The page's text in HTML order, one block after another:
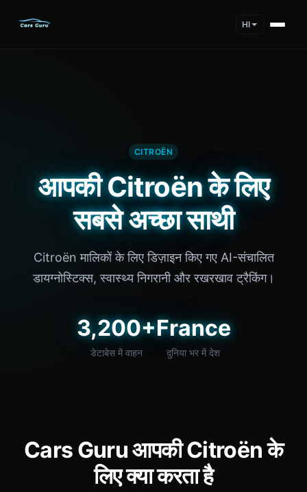
HI
CITROËN
आपकी Citroën के लिए
सबसे अच्छा साथी
Citroën मालिकों के लिए डिज़ाइन किए गए AI-संचालित
डायग्नोस्टिक्स, स्वास्थ्य निगरानी और रखरखाव ट्रैकिंग।
3,200+
डेटाबेस में वाहन
France
दुनिया भर में देश
Cars Guru आपकी Citroën के
लिए क्या करता है